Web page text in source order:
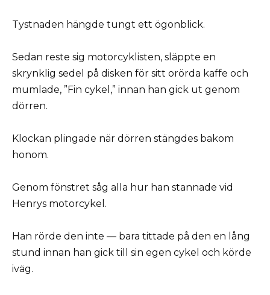
Tystnaden hängde tungt ett ögonblick.
Sedan reste sig motorcyklisten, släppte en
skrynklig sedel på disken för sitt orörda kaffe och
mumlade, ”Fin cykel,” innan han gick ut genom
dörren.
Klockan plingade när dörren stängdes bakom
honom.
Genom fönstret såg alla hur han stannade vid
Henrys motorcykel.
Han rörde den inte — bara tittade på den en lång
stund innan han gick till sin egen cykel och körde
iväg.